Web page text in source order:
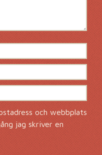
och webbplats
jag skriver en